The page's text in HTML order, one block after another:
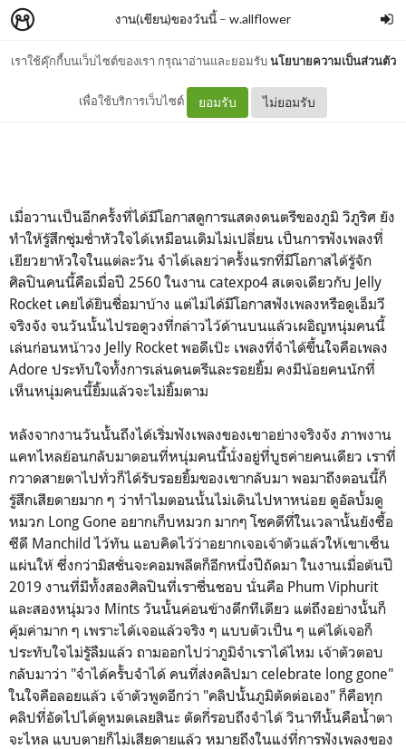
เราใช้คุ๊กกี้บนเว็บไซต์ของเรา กรุณาอ่านและยอมรับนโยบายความเป็นส่วนตัว
เพื่อใช้บริการเว็บไซต์ ยอมรับ ไม่ยอมรับ
งาน(เขียน)ของวันนี้ – w.allflower
DAY62: Viphurit Siritip
เมื่อวานเป็นอีกครั้งที่ได้มีโอกาสดูการแสดงดนตรีของภูมิ วิภูริศ ยัง
ทำให้รู้สึกชุ่มช่ำหัวใจได้เหมือนเดิมไม่เปลี่ยน เป็นการฟังเพลงที่
เยียวยาหัวใจในแต่ละวัน จำได้เลยว่าครั้งแรกที่มีโอกาสได้รู้จัก
ศิลปินคนนี้คือเมื่อปี 2560 ในงาน catexpo4 สเตจเดียวกับ Jelly
Rocket เคยได้ยินชื่อมาบ้าง แต่ไม่ได้มีโอกาสฟังเพลงหรือดูเอ็มวี
จริงจัง จนวันนั้นไปรอดูวงที่กล่าวไว้ด้านบนแล้วเผอิญหนุ่มคนนี้
เล่นก่อนหน้าวง Jelly Rocket พอดีเป๊ะ เพลงที่จำได้ขึ้นใจคือเพลง
Adore ประทับใจทั้งการเล่นดนตรีและรอยยิ้ม คงมีน้อยคนนักที่
เห็นหนุ่มคนนี้ยิ้มแล้วจะไม่ยิ้มตาม
หลังจากงานวันนั้นถึงได้เริ่มฟังเพลงของเขาอย่างจริงจัง ภาพงาน
แคทไหลย้อนกลับมาตอนที่หนุ่มคนนี้นั่งอยู่ที่บูธค่ายคนเดียว เราที่
กวาดสายตาไปทั่วก็ได้รับรอยยิ้มของเขากลับมา พอมาถึงตอนนี้ก็
รู้สึกเสียดายมาก ๆ ว่าทำไมตอนนั้นไม่เดินไปหาหน่อย ดูอัลบั้มดู
หมวก Long Gone อยากเก็บหมวก มากๆ โชคดีที่ในเวลานั้นยังซื้อ
ซีดี Manchild ไว้ทัน แอบคิดไว้ว่าอยากเจอเจ้าตัวแล้วให้เขาเซ็น
แผ่นให้ ซึ่งกว่ามิสชั่นจะคอมพลีตก็อีกหนึ่งปีถัดมา ในงานเมื่อต้นปี
2019 งานที่มีทั้งสองศิลปินที่เราชื่นชอบ นั่นคือ Phum Viphurit
และสองหนุ่มวง Mints วันนั้นค่อนข้างดึกทีเดียว แต่ถึงอย่างนั้นก็
คุ้มค่ามาก ๆ เพราะได้เจอแล้วจริง ๆ แบบตัวเป็น ๆ แค่ได้เจอก็
ประทับใจไม่รูัลืมแล้ว ถามออกไปว่าภูมิจำเราได้ไหม เจ้าตัวตอบ
กลับมาว่า "จำได้ครั้บจำได้ คนที่ส่งคลิปมา celebrate long gone"
ในใจคือลอยแล้ว เจ้าตัวพูดอีกว่า "คลิปนั้นภูมิตัดต่อเอง" ก็คือทุก
คลิปที่อัดไปได้ดูหมดเลยสินะ ตัดกี่รอบถึงจำได้ วินาทีนั้นคือน้ำตา
จะไหล แบบตายก็ไม่เสียดายแล้ว หมายถึงในแง่ที่การฟังเพลงของ